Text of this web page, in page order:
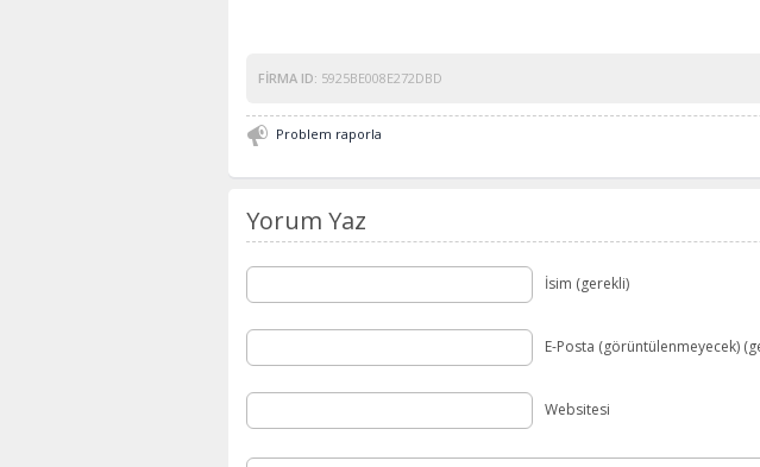
FIRMA ID: 5925BE008E272DBD
Problem raporla
Yorum Yaz
İsim (gerekli)
E-Posta (görüntülenmeyecek)
Websitesi